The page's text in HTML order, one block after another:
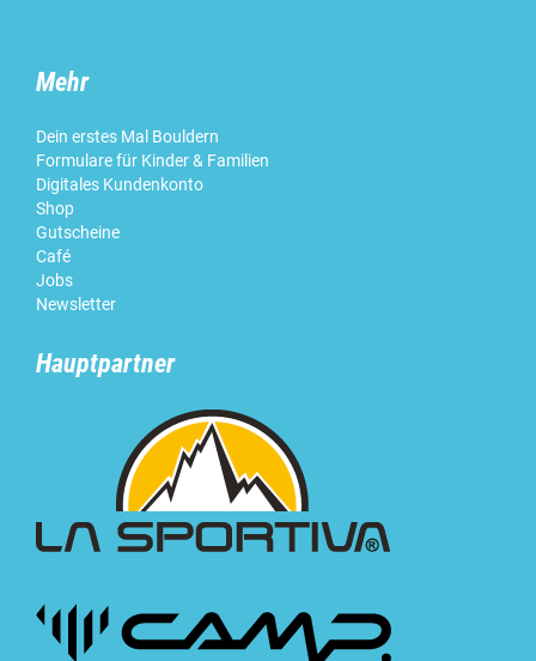
Mehr
Dein erstes Mal Bouldern
Formulare für Kinder & Familien
Digitales Kundenkonto
Shop
Gutscheine
Café
Jobs
Newsletter
Hauptpartner